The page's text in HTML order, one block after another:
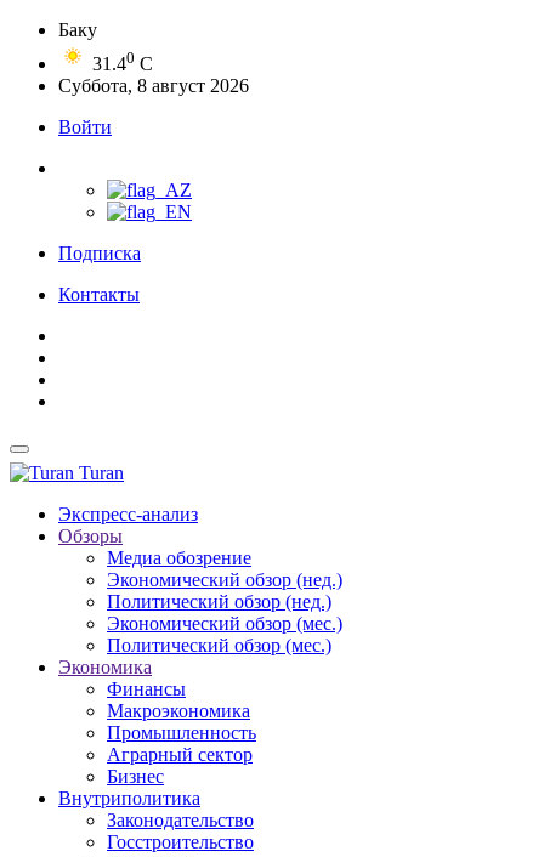
Баку
31.40 C
Суббота, 8 август 2026
Войти
Подписка
Контакты
Turan
Экспресс-анализ
Обзоры
Медиа обозрение
Экономический обзор (нед.)
Политический обзор (нед.)
Экономический обзор (мес.)
Политический обзор (мес.)
Экономика
Финансы
Макроэкономика
Промышленность
Аграрный сектор
Бизнес
Внутриполитика
Законодательство
Госстроительство